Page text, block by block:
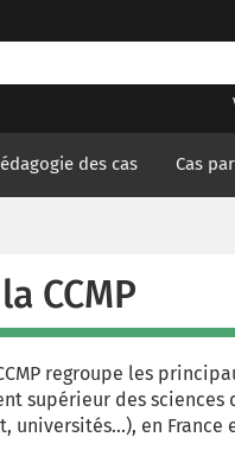
des cas Cas
CCMP
regroupe les
supérieur des
universités…), en France